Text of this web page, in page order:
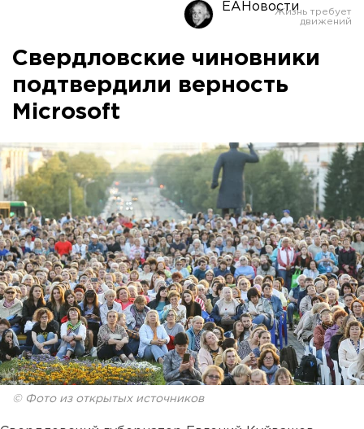
ЕАНовости
Свердловские чиновники
подтвердили верность
Microsoft
© Фото из открытых источников